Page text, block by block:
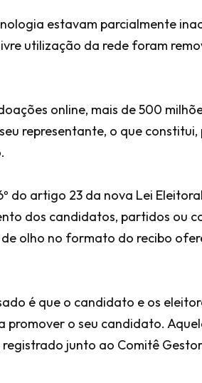
estavam parcialmente
utilização da rede foram
online, mais de 500
representante, o que
artigo 23 da nova Lei
dos candidatos, partidos ou
olho no formato do recibo
é que o candidato e os
promover o seu candidato.
junto ao Comitê